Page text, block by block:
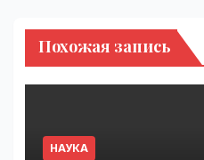
Похожая запись
НАУКА